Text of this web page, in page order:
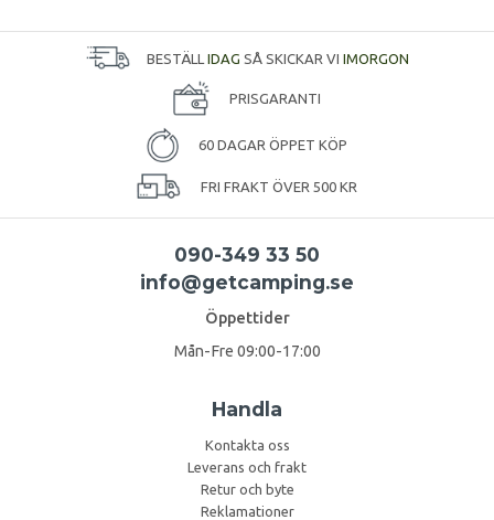
BESTÄLL IDAG SÅ SKICKAR VI IMORGON
PRISGARANTI
60 DAGAR ÖPPET KÖP
FRI FRAKT ÖVER 500 KR
090-349 33 50
info@getcamping.se
Öppettider
Mån-Fre 09:00-17:00
Handla
Kontakta oss
Leverans och frakt
Retur och byte
Reklamationer